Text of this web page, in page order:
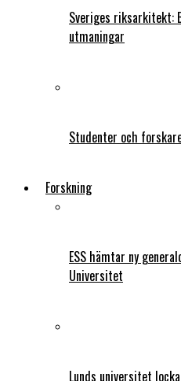
Sveriges riksarkitekt:
utmaningar
Studenter och
Forskning
ESS hämtar ny
Universitet
Lunds universitet